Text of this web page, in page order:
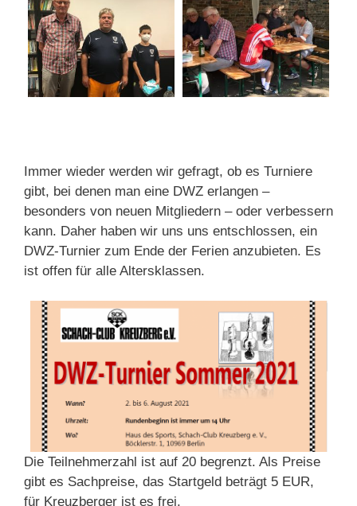
Immer wieder werden wir gefragt, ob es Turniere
gibt, bei denen man eine DWZ erlangen –
besonders von neuen Mitgliedern – oder verbessern
kann. Daher haben wir uns uns entschlossen, ein
DWZ-Turnier zum Ende der Ferien anzubieten. Es
ist offen für alle Altersklassen.
Die Teilnehmerzahl ist auf 20 begrenzt. Als Preise
gibt es Sachpreise, das Startgeld beträgt 5 EUR,
für Kreuzberger ist es frei.